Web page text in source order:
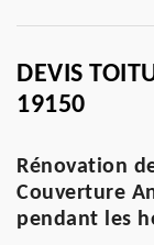
DEVIS
19150
Rénovation
Couverture
pendant les